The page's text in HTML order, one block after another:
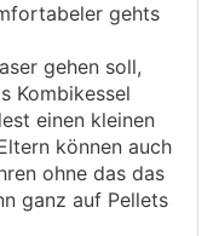
gehts
gehen soll,
Kombikessel
einen kleinen
können auch
ohne das das
ganz auf Pellets